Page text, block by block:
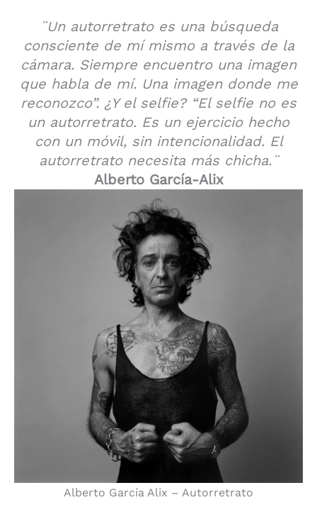
¨Un autorretrato es una búsqueda
consciente de mí mismo a través de la
cámara. Siempre encuentro una imagen
que habla de mí. Una imagen donde me
reconozco”. ¿Y el selfie? “El selfie no es
un autorretrato. Es un ejercicio hecho
con un móvil, sin intencionalidad. El
autorretrato necesita más chicha.¨
Alberto García-Alix
Alberto García Alix – Autorretrato